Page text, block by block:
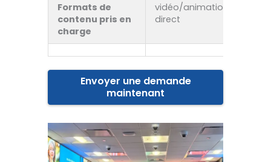
Formats de
contenu pris en
charge
vidéo/animation/en
direct
Envoyer une demande
maintenant